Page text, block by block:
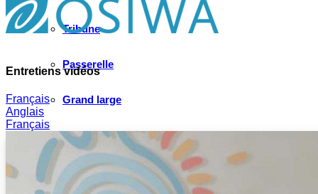
Tribune
Passerelle
Grand large
Le choix de WATHI
PROJETS
Entretiens vidéos
Français
Anglais
Français